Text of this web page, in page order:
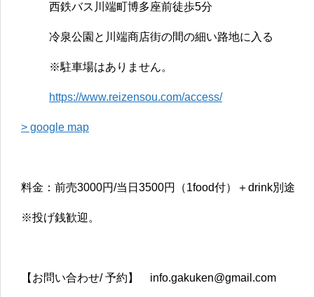
西鉄バス川端町博多座前徒歩5分
冷泉公園と川端商店街の間の細い路地に入る
※駐車場はありません。
https://www.reizensou.com/access/
> google map
料金：前売3000円/当日3500円（1food付）＋drink別途
※投げ銭歓迎。
【お問い合わせ/ 予約】 info.gakuken@gmail.com